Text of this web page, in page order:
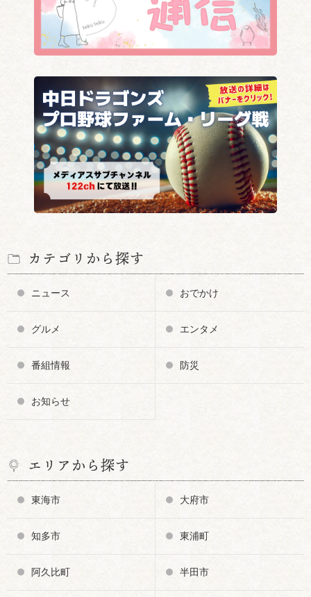
カテゴリから探す
ニュース おでかけ
グルメ エンタメ
番組情報 防災
お知らせ
エリアから探す
東海市 大府市
知多市 東浦町
阿久比町 半田市